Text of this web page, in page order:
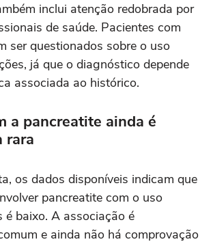
inclui atenção redobrada por
de saúde. Pacientes com
ser questionados sobre o uso
já que o diagnóstico depende
associada ao histórico.
a pancreatite ainda é
rara
os dados disponíveis indicam que
pancreatite com o uso
é baixo. A associação é
e ainda não há comprovação